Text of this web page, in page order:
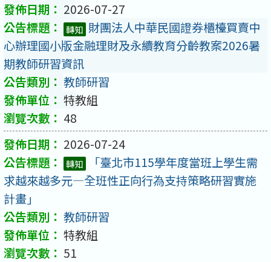
2026-07-27
轉知 財團法人中華民國證券櫃檯買賣中
心辦理國小版金融理財及永續教育分齡教案2026暑
期教師研習資訊
教師研習
特教組
48
2026-07-24
轉知
「臺北市115學年度當班上學生需
求越來越多元—全班性正向行為支持策略研習實施
計畫」
教師研習
特教組
51